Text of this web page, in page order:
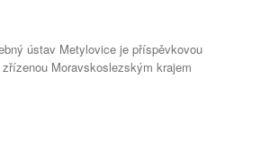
ústav Metylovice je příspěvkovou
Moravskoslezským krajem